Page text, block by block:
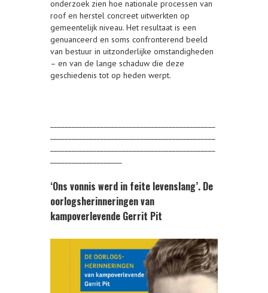
onderzoek zien hoe nationale processen van
roof en herstel concreet uitwerkten op
gemeentelijk niveau. Het resultaat is een
genuanceerd en soms confronterend beeld
van bestuur in uitzonderlijke omstandigheden
– en van de lange schaduw die deze
geschiedenis tot op heden werpt.
‘Ons vonnis werd in feite levenslang’. De
oorlogsherinneringen van
kampoverlevende Gerrit Pit